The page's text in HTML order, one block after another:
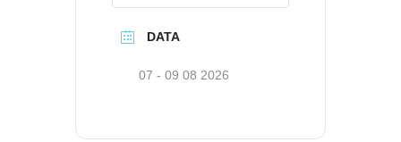
DATA
07 - 09 08 2026